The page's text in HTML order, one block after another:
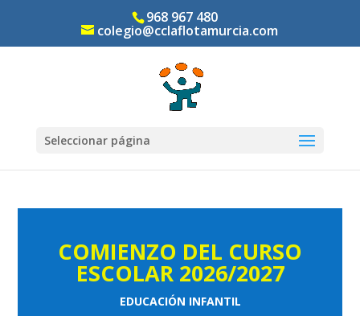
968 967 480
colegio@cclaflotamurcia.com
Seleccionar página
COMIENZO DEL CURSO
ESCOLAR 2026/2027
EDUCACIÓN INFANTIL